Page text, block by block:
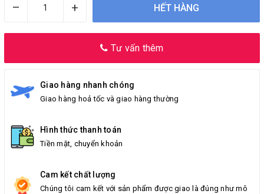
– + HẾT HÀNG
Tư vấn thêm
Giao hàng nhanh chóng
Giao hàng hoả tốc và giao hàng thường
Hình thức thanh toán
Tiền mặt, chuyển khoản
Cam kết chất lượng
Chúng tôi cam kết với sản phẩm được giao là đúng như mô